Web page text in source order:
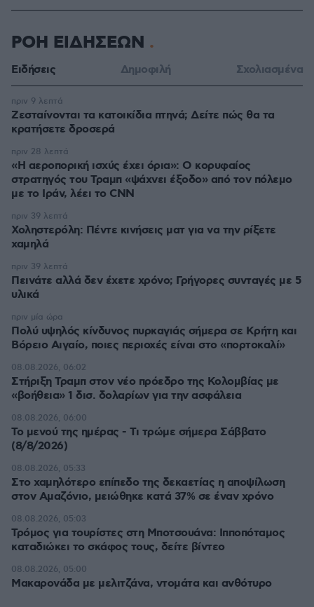
ΡΟΗ ΕΙΔΗΣΕΩΝ
Ειδήσεις Δημοφιλή Σχολιασμένα
Ζεσταίνονται τα κατοικίδια πτηνά; Δείτε πώς θα τα
κρατήσετε δροσερά
πριν 9 λεπτά
«Η αεροπορική ισχύς έχει όρια»: Ο κορυφαίος
στρατηγός του Τραμπ «ψάχνει έξοδο» από τον πόλεμο
με το Ιράν, λέει το CNN
πριν 28 λεπτά
Χοληστερόλη: Πέντε κινήσεις ματ για να την ρίξετε
χαμηλά
πριν 39 λεπτά
Πεινάτε αλλά δεν έχετε χρόνο; Γρήγορες συνταγές με 5
υλικά
πριν 39 λεπτά
Πολύ υψηλός κίνδυνος πυρκαγιάς σήμερα σε Κρήτη και
Βόρειο Αιγαίο, ποιες περιοχές είναι στο «πορτοκαλί»
πριν μία ώρα
Στήριξη Τραμπ στον νέο πρόεδρο της Κολομβίας με
«βοήθεια» 1 δισ. δολαρίων για την ασφάλεια
08.08.2026, 06:02
Το μενού της ημέρας - Τι τρώμε σήμερα Σάββατο
(8/8/2026)
08.08.2026, 06:00
Στο χαμηλότερο επίπεδο της δεκαετίας η αποψίλωση
στον Αμαζόνιο, μειώθηκε κατά 37% σε έναν χρόνο
08.08.2026, 05:33
Τρόμος για τουρίστες στη Μποτσουάνα: Ιπποπόταμος
καταδιώκει το σκάφος τους, δείτε βίντεο
08.08.2026, 05:03
Μακαρονάδα με μελιτζάνα, ντομάτα και ανθότυρο
08.08.2026, 05:00